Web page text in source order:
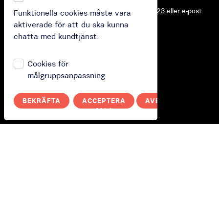
Kontakta oss via chatt, telefon+48 58 739 11 23 eller e-post
kontakt@rowermevo.pl
Öppna data
Öppna data
Funktionella cookies måste vara
aktiverade för att du ska kunna
chatta med kundtjänst.
Cookies för
målgruppsanpassning
BEKRÄFTA
ACCEPTERA
ALLA
AVBRYT